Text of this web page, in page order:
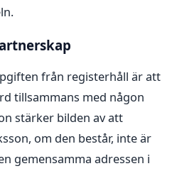
från registerhåll är att
tillsammans med någon
stärker bilden av att
om den består, inte är
gemensamma adressen i